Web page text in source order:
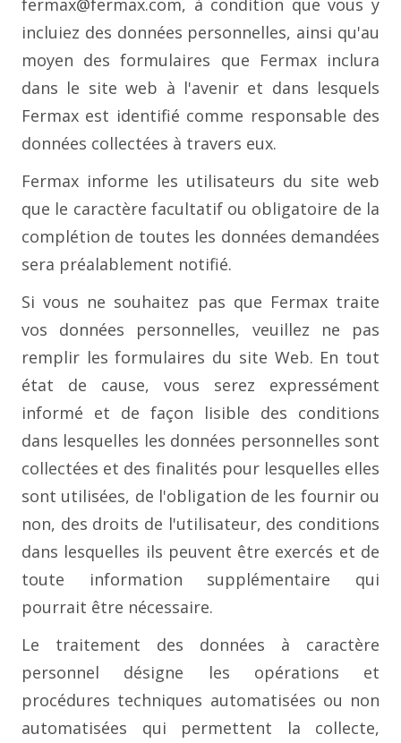
fermax@fermax.com, à condition que vous y
incluiez des données personnelles, ainsi qu'au
moyen des formulaires que Fermax inclura
dans le site web à l'avenir et dans lesquels
Fermax est identifié comme responsable des
données collectées à travers eux.
Fermax informe les utilisateurs du site web
que le caractère facultatif ou obligatoire de la
complétion de toutes les données demandées
sera préalablement notifié.
Si vous ne souhaitez pas que Fermax traite
vos données personnelles, veuillez ne pas
remplir les formulaires du site Web. En tout
état de cause, vous serez expressément
informé et de façon lisible des conditions
dans lesquelles les données personnelles sont
collectées et des finalités pour lesquelles elles
sont utilisées, de l'obligation de les fournir ou
non, des droits de l'utilisateur, des conditions
dans lesquelles ils peuvent être exercés et de
toute information supplémentaire qui
pourrait être nécessaire.
Le traitement des données à caractère
personnel désigne les opérations et
procédures techniques automatisées ou non
automatisées qui permettent la collecte,